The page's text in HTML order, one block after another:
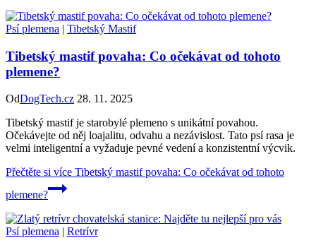
Psí plemena | Tibetský Mastif
Tibetský mastif povaha: Co očekávat od tohoto
plemene?
OdDogTech.cz 28. 11. 2025
Tibetský mastif je starobylé plemeno s unikátní povahou.
Očekávejte od něj loajalitu, odvahu a nezávislost. Tato psí rasa je
velmi inteligentní a vyžaduje pevné vedení a konzistentní výcvik.
Přečtěte si více Tibetský mastif povaha: Co očekávat od tohoto
plemene?
Psí plemena | Retrívr